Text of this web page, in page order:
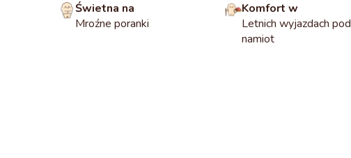
Świetna na
Mroźne poranki
Komfort w
Letnich wyjazdach pod
namiot